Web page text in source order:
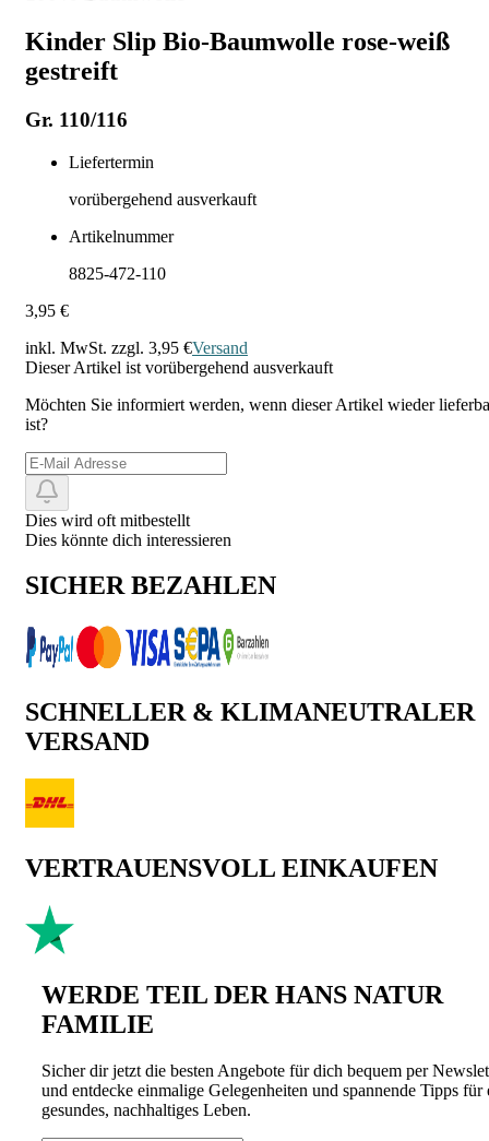
Kinder Slip Bio-Baumwolle rose-weiß
gestreift
Gr. 110/116
Liefertermin
vorübergehend ausverkauft
Artikelnummer
8825-472-110
3,95 €
inkl. MwSt. zzgl. 3,95 €Versand
Dieser Artikel ist vorübergehend ausverkauft
Möchten Sie informiert werden, wenn dieser Artikel wieder
ist?
Dies wird oft mitbestellt
Dies könnte dich interessieren
SICHER BEZAHLEN
SCHNELLER & KLIMANEUTRALER
VERSAND
VERTRAUENSVOLL EINKAUFEN
WERDE TEIL DER HANS NATUR
FAMILIE
Sicher dir jetzt die besten Angebote für dich bequem per
und entdecke einmalige Gelegenheiten und spannende Tipps für
gesundes, nachhaltiges Leben.